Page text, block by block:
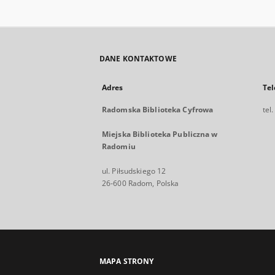
DANE KONTAKTOWE
Adres
Radomska Biblioteka Cyfrowa
Miejska Biblioteka Publiczna w
Radomiu
ul. Piłsudskiego 12
26-600 Radom, Polska
tel.
MAPA STRONY